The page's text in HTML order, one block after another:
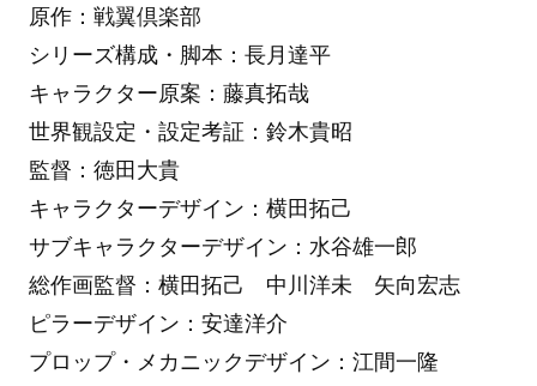
原作：戦翼倶楽部
シリーズ構成・脚本：長月達平
キャラクター原案：藤真拓哉
世界観設定・設定考証：鈴木貴昭
監督：徳田大貴
キャラクターデザイン：横田拓己
サブキャラクターデザイン：水谷雄一郎
総作画監督：横田拓己 中川洋未 矢向宏志
ピラーデザイン：安達洋介
プロップ・メカニックデザイン：江間一隆